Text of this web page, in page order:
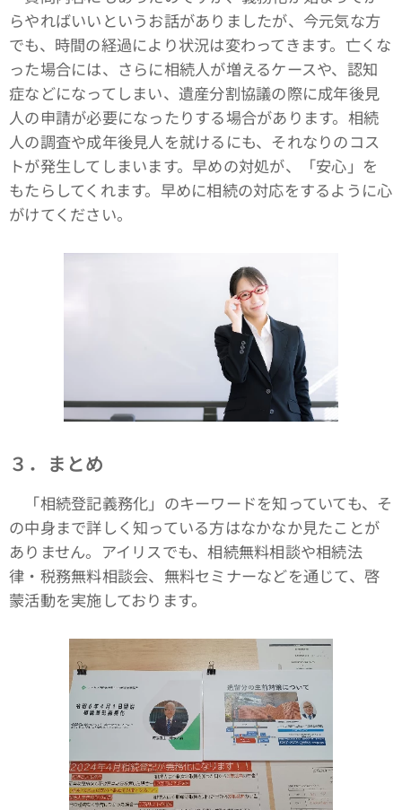
らやればいいというお話がありましたが、今元気な方
でも、時間の経過により状況は変わってきます。亡くな
った場合には、さらに相続人が増えるケースや、認知
症などになってしまい、遺産分割協議の際に成年後見
人の申請が必要になったりする場合があります。相続
人の調査や成年後見人を就けるにも、それなりのコス
トが発生してしまいます。早めの対処が、「安心」を
もたらしてくれます。早めに相続の対応をするように心
がけてください。
３．まとめ
「相続登記義務化」のキーワードを知っていても、そ
の中身まで詳しく知っている方はなかなか見たことが
ありません。アイリスでも、相続無料相談や相続法
律・税務無料相談会、無料セミナーなどを通じて、啓
蒙活動を実施しております。